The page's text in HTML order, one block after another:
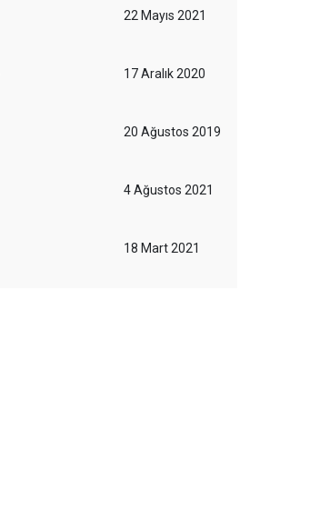
22 Mayıs 2021
17 Aralık 2020
20 Ağustos 2019
4 Ağustos 2021
18 Mart 2021